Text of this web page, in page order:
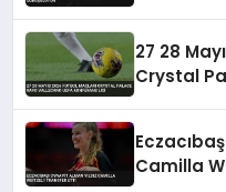
27 28
Crystal
Camilla